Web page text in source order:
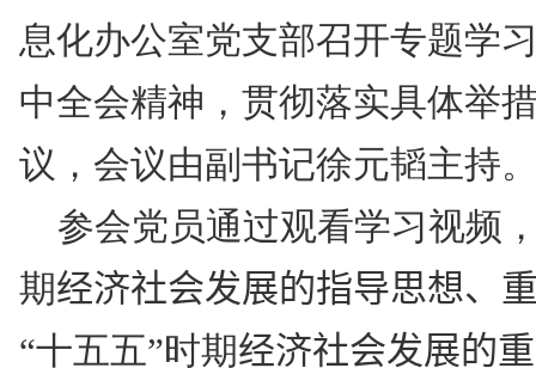
息化办公室党支部召开专题学
中全会精神，贯彻落实具体举
议， 会议由副书记徐元韬主持
参会党员通过观看学习视频
期经济社会发展的指导思想、
“十五五”时期经济社会发展的